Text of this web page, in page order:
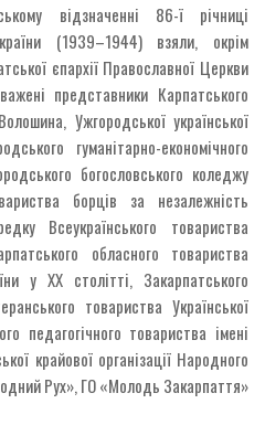
відзначенні 86-ї річниці
(1939–1944) взяли, окрім
єпархії Православної Церкви
представники Карпатського
Ужгородської української
гуманітарно-економічного
богословського коледжу
борців за незалежність
Всеукраїнського товариства
обласного товариства
у ХХ столітті, Закарпатського
товариства Української
педагогічного товариства імені
крайової організації Народного
Рух», ГО «Молодь Закарпаття»